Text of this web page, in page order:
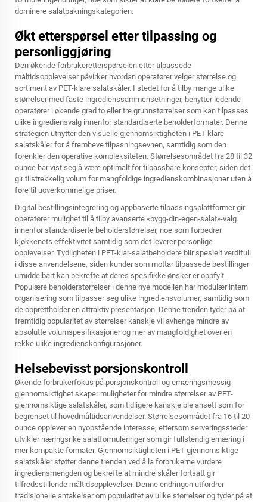
dominere salatpakningskategorien.
Økt etterspørsel etter tilpassing og
personliggjøring
Den økende forbrukeretterspørselen etter tilpassede
måltidsopplevelser påvirker hvordan operatører velger størrelse og
sortiment av PET-klare salatskåler. I stedet for å tilby mange ulike
størrelser med faste ingredienssammensetninger, benytter ledende
operatører i økende grad to eller tre grunnstørrelser som kan tilpasses
ulike ingrediensvalg innenfor standardiserte beholderformater. Denne
strategien utnytter den visuelle gjennomsiktigheten i PET-klare
salatskåler for å fremheve tilpasningsevnen, samtidig som den
forenkler den operative kompleksiteten. Størrelsesområdet fra 28 til 32
ounce har vist seg å være optimalt for tilpassbare konsepter, siden det
gir tilstrekkelig volum for mangfoldige ingredienskombinasjoner uten å
føre til uoverkommelige priser.
Digital bestillingsintegrering og appbaserte tilpassingsplattformer gir
operatører mulighet til å tilby avanserte «bygg-din-egen-salat»-valg
innenfor standardiserte beholderstørrelser, noe som forbedrer
kjøkkenets effektivitet samtidig som det leverer personlige
opplevelser. Tydligheten i PET-klar-salatbeholdere blir spesielt verdifull
i disse anvendelsene, siden kunder som mottar tilpassede bestillinger
umiddelbart kan bekrefte at deres spesifikke ønsker er oppfylt.
Populære beholderstørrelser i denne nye modellen har modulær intern
organisering som tilpasser seg ulike ingrediensvolumer, samtidig som
de opprettholder en attraktiv presentasjon. Denne trenden tyder på at
fremtidig popularitet av størrelser kanskje vil avhenge mindre av
absolutte volumspesifikasjoner og mer av mangfoldighet over en
rekke ulike ingredienskonfigurasjoner.
Helsebevisst porsjonskontroll
Økende forbrukerfokus på porsjonskontroll og ernæringsmessig
gjennomsiktighet skaper muligheter for mindre størrelser av PET-
gjennomsiktige salatskåler, som tidligere kanskje ble ansett som for
begrenset til hovedmåltidsanvendelser. Størrelsesområdet fra 16 til 20
ounce opplever en nyopstående interesse, ettersom serveringssteder
utvikler næringsrike salatformuleringer som gir fullstendig ernæring i
mer kompakte formater. Gjennomsiktigheten i PET-gjennomsiktige
salatskåler støtter denne trenden ved å la forbrukerne vurdere
ingrediensmengden og bekrefte at mindre skåler fortsatt gir
tilfredsstillende måltidsopplevelser. Denne endringen utfordrer
tradisjonelle antakelser om popularitet av ulike størrelser og tyder på at